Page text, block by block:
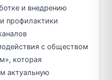
и внедрению
профилактики
с обществом
которая
актуальную